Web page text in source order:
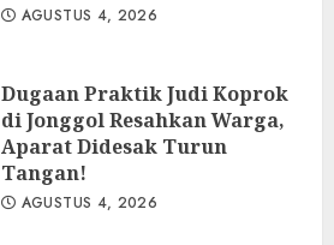
AGUSTUS 4, 2026
Dugaan Praktik Judi Koprok
di Jonggol Resahkan Warga,
Aparat Didesak Turun
Tangan!
AGUSTUS 4, 2026